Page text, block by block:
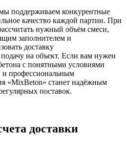
поддерживаем конкурентные
качество каждой партии. При
нужный объём смеси,
заполнителем и
доставку
на объект. Если вам нужен
с понятными условиями
и профессиональным
«MixBeton» станет надёжным
поставок.
доставки